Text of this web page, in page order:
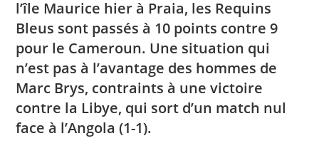
l’île Maurice hier à Praia, les Requins
Bleus sont passés à 10 points contre 9
pour le Cameroun. Une situation qui
n’est pas à l’avantage des hommes de
Marc Brys, contraints à une victoire
contre la Libye, qui sort d’un match nul
face à l’Angola (1-1).